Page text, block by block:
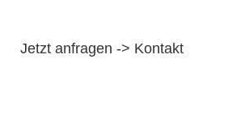
Jetzt anfragen -> Kontakt